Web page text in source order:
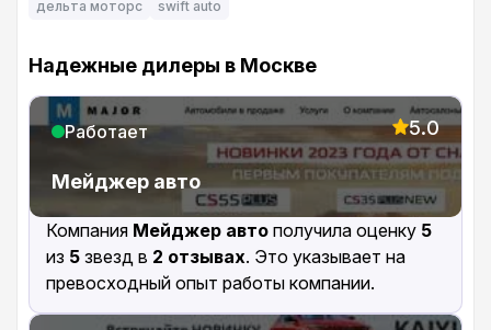
дельта моторс
swift auto
Надежные дилеры в Москве
Работает 5.0
Мейджер авто
Компания Мейджер авто получила оценку 5
из 5 звезд в 2 отзывах. Это указывает на
превосходный опыт работы компании.